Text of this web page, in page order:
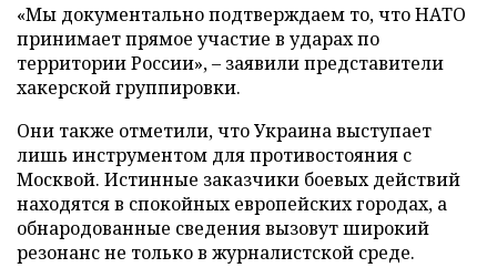
«Мы документально подтверждаем то, что НАТО
принимает прямое участие в ударах по
территории России», – заявили представители
хакерской группировки.
Они также отметили, что Украина выступает
лишь инструментом для противостояния с
Москвой. Истинные заказчики боевых действий
находятся в спокойных европейских городах, а
обнародованные сведения вызовут широкий
резонанс не только в журналистской среде.